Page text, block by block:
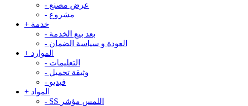
- عرض مصنع
- مشروع
+ خدمة
- بعد بيع الخدمة
- العودة و سياسة الضمان
+ الموارد
- التعليمات
- وثيقة تحميل
- فيديو
+ المواد
-
SS اللمس مؤشر